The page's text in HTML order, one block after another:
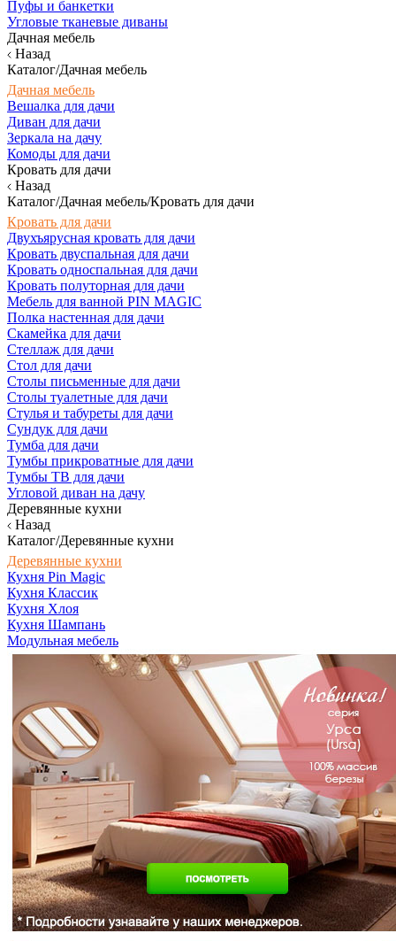
Пуфы и банкетки
Угловые тканевые диваны
Дачная мебель
Назад
Каталог/Дачная мебель
Дачная мебель
Вешалка для дачи
Диван для дачи
Зеркала на дачу
Комоды для дачи
Кровать для дачи
Назад
Каталог/Дачная мебель/Кровать для дачи
Кровать для дачи
Двухъярусная кровать для дачи
Кровать двуспальная для дачи
Кровать односпальная для дачи
Кровать полуторная для дачи
Мебель для ванной PIN MAGIC
Полка настенная для дачи
Скамейка для дачи
Стеллаж для дачи
Стол для дачи
Столы письменные для дачи
Столы туалетные для дачи
Стулья и табуреты для дачи
Сундук для дачи
Тумба для дачи
Тумбы прикроватные для дачи
Тумбы ТВ для дачи
Угловой диван на дачу
Деревянные кухни
Назад
Каталог/Деревянные кухни
Деревянные кухни
Кухня Pin Magic
Кухня Классик
Кухня Хлоя
Кухня Шампань
Модульная мебель